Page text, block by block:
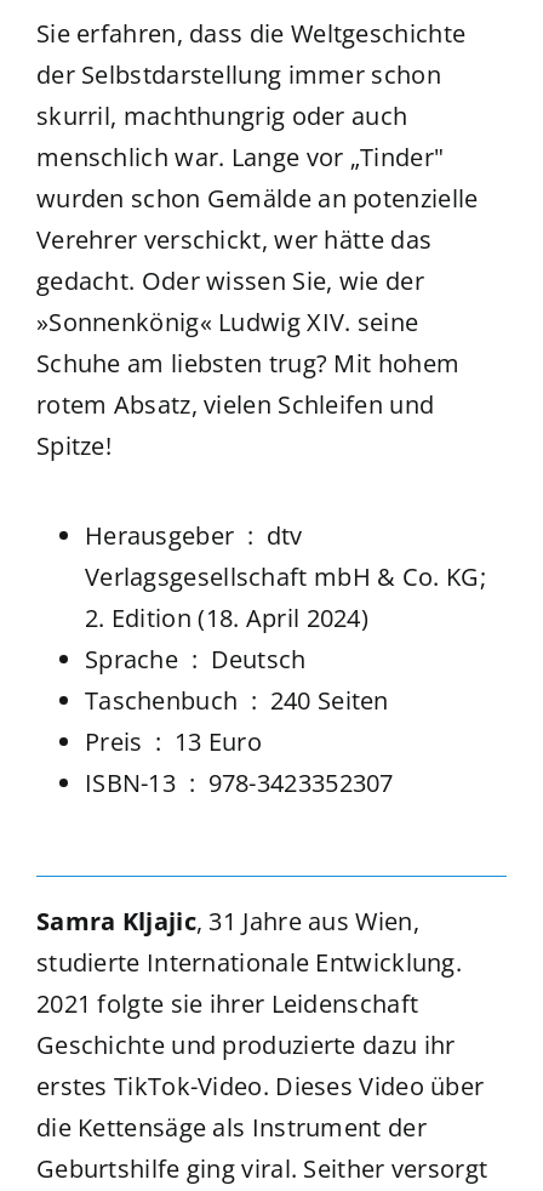
Sie erfahren, dass die Weltgeschichte
der Selbstdarstellung immer schon
skurril, machthungrig oder auch
menschlich war. Lange vor „Tinder"
wurden schon Gemälde an potenzielle
Verehrer verschickt, wer hätte das
gedacht. Oder wissen Sie, wie der
»Sonnenkönig« Ludwig XIV. seine
Schuhe am liebsten trug? Mit hohem
rotem Absatz, vielen Schleifen und
Spitze!
Herausgeber ‏ : ‎ dtv
Verlagsgesellschaft mbH & Co. KG;
2. Edition (18. April 2024)
Sprache ‏ : ‎ Deutsch
Taschenbuch ‏ : ‎ 240 Seiten
Preis ‏ : ‎ 13 Euro
ISBN-13 ‏ : ‎ 978-3423352307
Samra Kljajic, 31 Jahre aus Wien,
studierte Internationale Entwicklung.
2021 folgte sie ihrer Leidenschaft
Geschichte und produzierte dazu ihr
erstes TikTok-Video. Dieses Video über
die Kettensäge als Instrument der
Geburtshilfe ging viral. Seither versorgt